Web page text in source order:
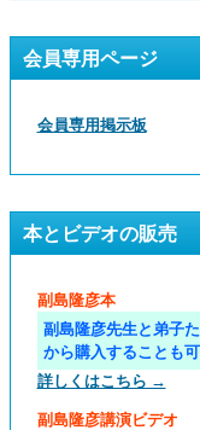
会員専用ページ
会員専用掲示板
本とビデオの販売
副島隆彦本
副島隆彦先生と弟子
から購入することも可
詳しくはこちら →
副島隆彦講演ビデオ